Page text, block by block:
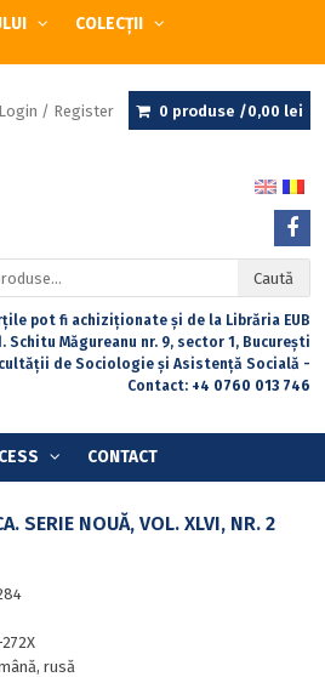
COLECȚII
Login / Register 0 produse /0,00 lei
Caută
pot fi achiziționate și de la Librăria EUB
Schitu Măgureanu nr. 9, sector 1, București
de Sociologie și Asistență Socială -
Contact: +4 0760 013 746
CONTACT
SERIE NOUĂ, VOL. XLVI, NR. 2
rusă